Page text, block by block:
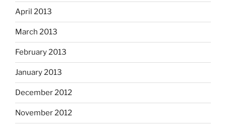
April 2013
March 2013
February 2013
January 2013
December 2012
November 2012